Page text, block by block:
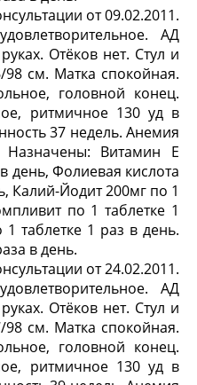
от 09.02.2011.
АД
Отёков нет. Стул и
см. Матка спокойная.
головной конец.
ритмичное 130 уд в
37 недель. Анемия
Витамин Е
день, Фолиевая кислота
Калий-Йодит 200мг по 1
по 1 таблетке 1
таблетке 1 раз в день.
в день.
от 24.02.2011.
АД
Отёков нет. Стул и
см. Матка спокойная.
головной конец.
ритмичное 130 уд в